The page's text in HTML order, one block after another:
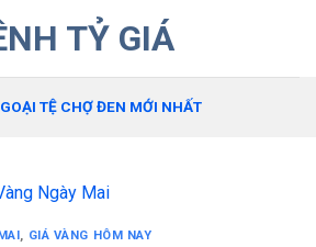
TỶ GIÁ
TỆ CHỢ ĐEN MỚI NHẤT
Ngày Mai
, GIÁ VÀNG HÔM NAY